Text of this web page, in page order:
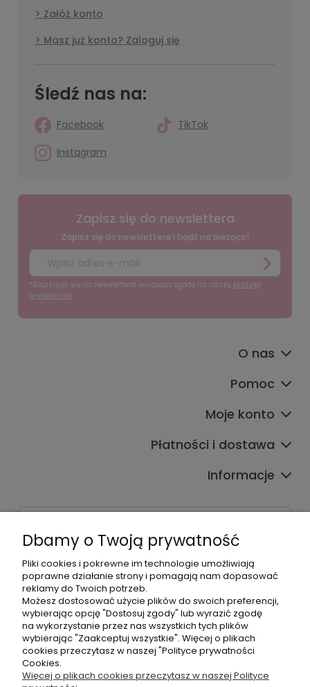
Załóż konto
Masz już konto? Zaloguj się
Śledź nas na:
Facebook
TikTok
Instagram
Zapisz się do newslettera
Zapisz się do newslettera i bądź na bieżąco!
*Zapisując się do newslettera wyrażasz zgodę na naszą politykę
prywatności
O nas
Pomoc
Moje konto
Płatności i dostawa
Informacje
Godziny czynnej infolinii
Pon.-Pt. 9:00-17:00
Telefon:
+48500660700
E-mail:
biuro@hurtowniahellonails.pl
Dbamy o Twoją prywatność
Pliki cookies i pokrewne im technologie umożliwiają
poprawne działanie strony i pomagają nam dopasować
reklamy do Twoich potrzeb.
Możesz dostosować użycie plików do swoich preferencji,
wybierając opcję "Dostosuj zgody" lub wyrazić zgodę
na wykorzystanie przez nas wszystkich tych plików
wybierając "Zaakceptuj wszystkie". Więcej o plikach
cookies przeczytasz w naszej "Polityce prywatności
Cookies.
Więcej o plikach cookies przeczytasz w naszej Polityce